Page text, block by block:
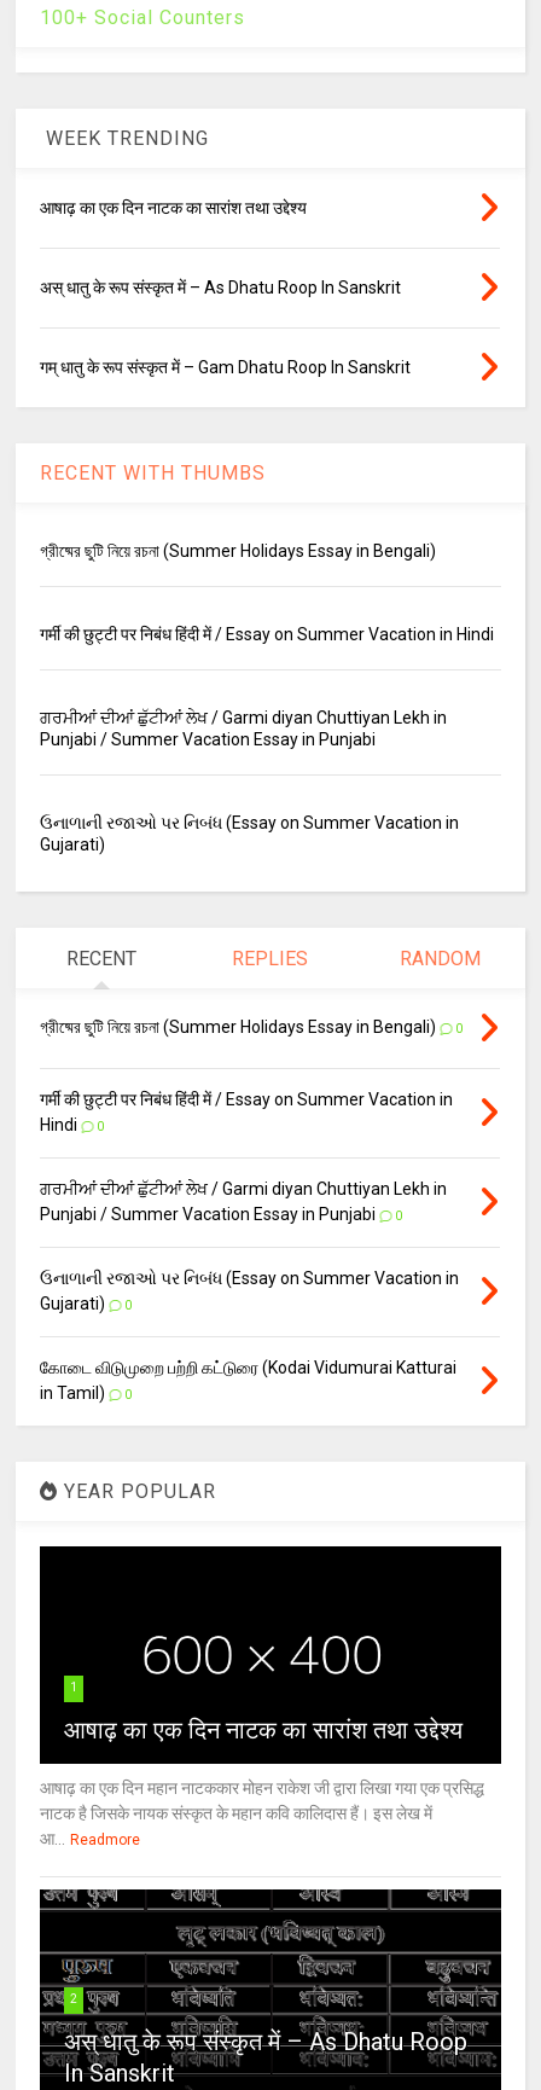
100+ Social Counters
WEEK TRENDING
आषाढ़ का एक दिन नाटक का सारांश तथा उद्देश्य
अस् धातु के रूप संस्कृत में – As Dhatu Roop In Sanskrit
गम् धातु के रूप संस्कृत में – Gam Dhatu Roop In Sanskrit
RECENT WITH THUMBS
গ্রীষ্মের ছুটি নিয়ে রচনা (Summer Holidays Essay in Bengali)
गर्मी की छुट्टी पर निबंध हिंदी में / Essay on Summer Vacation in Hindi
ਗਰਮੀਆਂ ਦੀਆਂ ਛੁੱਟੀਆਂ ਲੇਖ / Garmi diyan Chuttiyan Lekh in
Punjabi / Summer Vacation Essay in Punjabi
ઉનાળાની રજાઓ પર નિબંધ (Essay on Summer Vacation in
Gujarati)
RECENT REPLIES RANDOM
গ্রীষ্মের ছুটি নিয়ে রচনা (Summer Holidays Essay in Bengali) 0
गर्मी की छुट्टी पर निबंध हिंदी में / Essay on Summer Vacation in
Hindi
0
ਗਰਮੀਆਂ ਦੀਆਂ ਛੁੱਟੀਆਂ ਲੇਖ / Garmi diyan Chuttiyan Lekh in
Punjabi / Summer Vacation Essay in Punjabi
0
ઉનાળાની રજાઓ પર નિબંધ (Essay on Summer Vacation in
Gujarati)
0
கோடை விடுமுறை பற்றி கட்டுரை (Kodai Vidumurai Katturai
in Tamil)
0
YEAR POPULAR
1
आषाढ़ का एक दिन नाटक का सारांश तथा उद्देश्य
आषाढ़ का एक दिन महान नाटककार मोहन राकेश जी द्वारा लिखा गया एक प्रसिद्ध
नाटक है जिसके नायक संस्कृत के महान कवि कालिदास हैं। इस लेख में
आ... Readmore
2
अस् धातु के रूप संस्कृत में – As Dhatu Roop
In Sanskrit